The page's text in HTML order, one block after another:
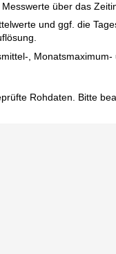
über das
und ggf. die
,
Rohdaten. Bitte